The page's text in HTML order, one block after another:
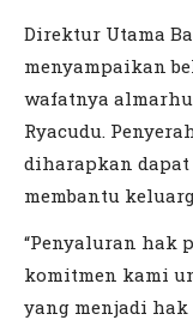
Direktur Utama
menyampaikan
wafatnya
Ryacudu.
diharapkan dapat
membantu
“Penyaluran hak
komitmen kami
yang menjadi hak